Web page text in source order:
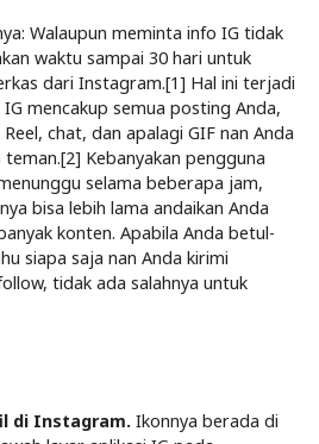
Walaupun meminta info IG tidak
waktu sampai 30 hari untuk
dari Instagram.[1] Hal ini terjadi
mencakup semua posting Anda,
chat, dan apalagi GIF nan Anda
Kebanyakan pengguna
selama beberapa jam,
bisa lebih lama andaikan Anda
konten. Apabila Anda betul-
siapa saja nan Anda kirimi
tidak ada salahnya untuk
di Instagram. Ikonnya berada di